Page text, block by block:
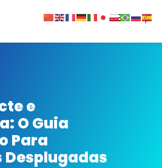
e
O Guia
Para
Desplugadas